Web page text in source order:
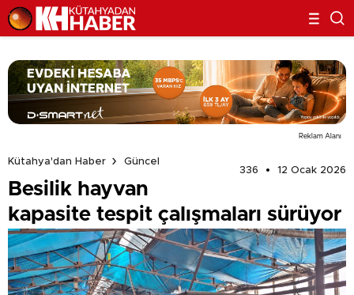
Reklam Alanı
Kütahya'dan Haber
Güncel
336
12 Ocak 2026
Besilik hayvan
kapasite tespit çalışmaları sürüyor